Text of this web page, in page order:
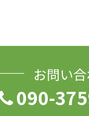
お問い
090-